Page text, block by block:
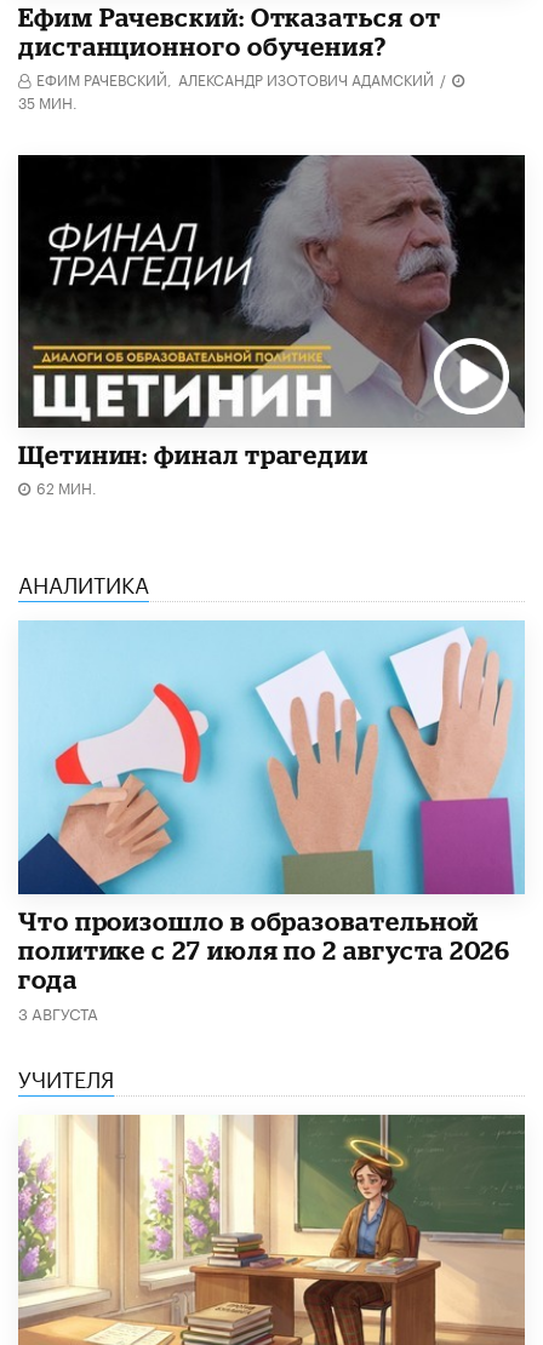
Ефим Рачевский: Отказаться от
дистанционного обучения?
ЕФИМ РАЧЕВСКИЙ, АЛЕКСАНДР ИЗОТОВИЧ АДАМСКИЙ /
35 МИН.
Щетинин: финал трагедии
62 МИН.
АНАЛИТИКА
​Что произошло в образовательной
политике с 27 июля по 2 августа 2026
года
3 АВГУСТА
УЧИТЕЛЯ